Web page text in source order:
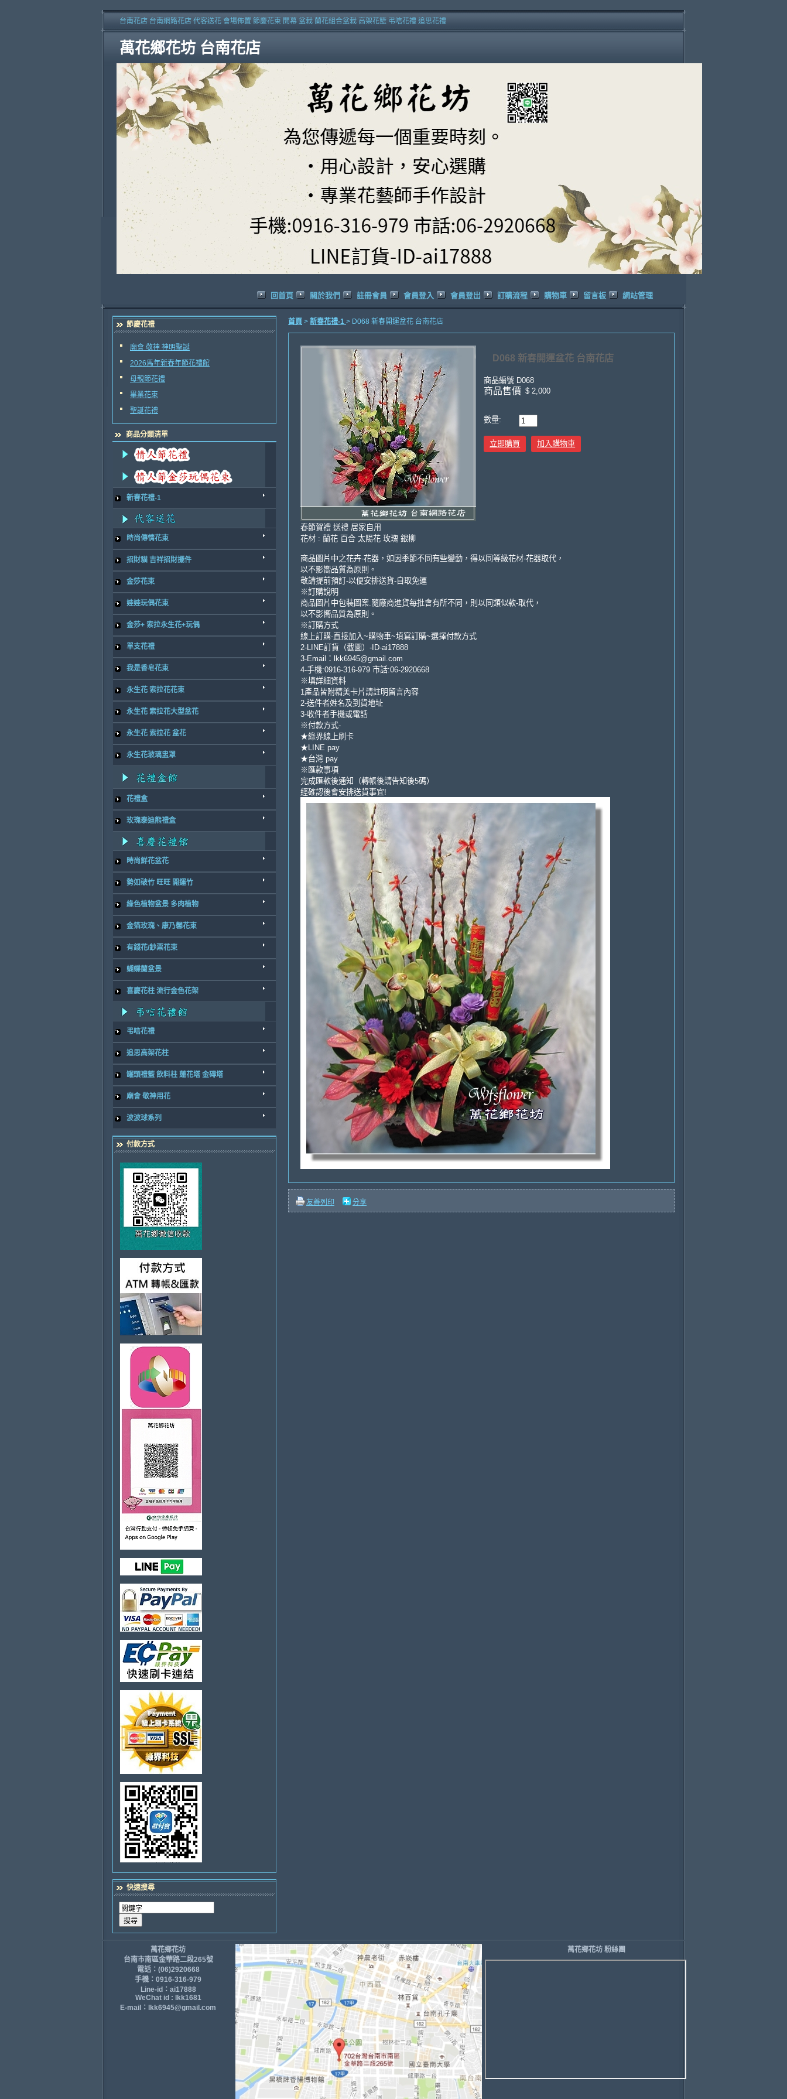
萬花鄉花坊 台南花店
台南花店 台南網路花店 代客送花 會場佈置 節慶花束 開幕 盆栽 蘭花組合盆栽 高架花籃 弔唁花禮 追思花禮
回首頁 關於我們 註冊會員 會員登入 會員登出 訂購流程 購物車 留言板 網站管理
節慶花禮
廟會 敬神 神明聖誕
2026馬年新春年節花禮館
母親節花禮
畢業花束
聖誕花禮
商品分類清單
新春花禮-1
時尚傳情花束
招財貓 吉祥招財擺件
金莎花束
娃娃玩偶花束
金莎+ 索拉永生花+玩偶
單支花禮
我是香皂花束
永生花 索拉花花束
永生花 索拉花大型盆花
永生花 索拉花 盆花
永生花玻璃盅罩
花禮盒
玫瑰泰迪熊禮盒
時尚鮮花盆花
勢如破竹 旺旺 開運竹
綠色植物盆景 多肉植物
金箔玫瑰、康乃馨花束
有錢花/鈔票花束
蝴蝶蘭盆景
喜慶花柱 流行金色花架
弔唁花禮
追思高架花柱
罐頭禮籃 飲料柱 蓮花塔 金磚塔
廟會 敬神用花
波波球系列
付款方式
快速搜尋
首頁 > 新春花禮-1 > D068 新春開運盆花 台南花店
D068 新春開運盆花 台南花店
商品編號 D068
商品售價 $ 2,000
數量:
立即購買 加入購物車
春節賀禮 送禮 居家自用
花材 : 蘭花 百合 太陽花 玫瑰 銀柳
商品圖片中之花卉-花器，如因季節不同有些變動，得以同等級花材-花器取代，
以不影嚮品質為原則。
敬請提前預訂-以便安排送貨-自取免運
※訂購說明
商品圖片中包裝圖案.隨廠商進貨每批會有所不同，則以同類似款-取代，
以不影嚮品質為原則。
※訂購方式
線上訂購-直接加入~購物車~填寫訂購~選擇付款方式
2-LINE訂貨（截圖）-ID-ai17888
3-Email：lkk6945@gmail.com
4-手機:0916-316-979 市話:06-2920668
※填詳細資料
1產品皆附精美卡片請註明留言內容
2-送件者姓名及到貨地址
3-收件者手機或電話
※付款方式-
★綠界線上刷卡
★LINE pay
★台灣 pay
※匯款事項
完成匯款後通知（轉帳後請告知後5碼）
經確認後會安排送貨事宜!
友善列印 分享
萬花鄉花坊
台南市南區金華路二段265號
電話：(06)2920668
手機：0916-316-979
Line-id：ai17888
WeChat id : lkk1681
E-mail：lkk6945@gmail.com
萬花鄉花坊 粉絲團